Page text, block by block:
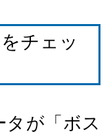
チェッ
タが「ボス